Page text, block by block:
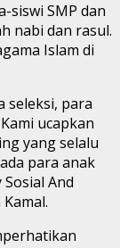
siswi SMP dan
nabi dan rasul.
Islam di
seleksi, para
ucapkan
yang selalu
para anak
And